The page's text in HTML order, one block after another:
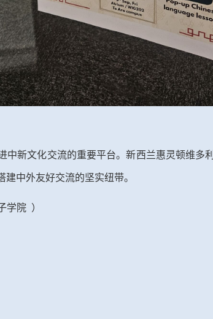
中新文化交流的重要平台。新西兰惠灵顿维多
中外友好交流的坚实纽带。
学院 ）